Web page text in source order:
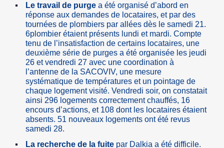
Le travail de purgea été organisé d’abord en
réponse aux demandes de locataires, et par des
tournées de plombiers par allées dès le samedi 21.
6plombier étaient présents lundi et mardi. Compte
tenu de l’insatisfaction de certains locataires, une
deuxième série de purges a été organisée les jeudi
26 et vendredi 27 avec une coordination à
l’antenne de la SACOVIV, une mesure
systématique de températures et un pointage de
chaque logement visité. Vendredi soir, on constatait
ainsi 296 logements correctement chauffés, 16
encours d’actions, et 108 dont les locataires étaient
absents. 51 nouveaux logements ont été revus
samedi 28.
La recherche de la fuite par Dalkia a été difficile.